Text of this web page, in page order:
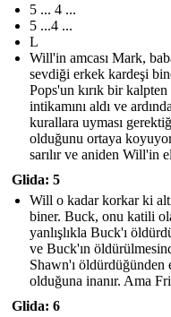
5 ... 4 ...
5 ...4 ...
L
Will'in amcası Mark,
sevdiği erkek kardeşi
Pops'un kırık bir
intikamını aldı ve
kurallara uyması
olduğunu ortaya
sarılır ve aniden Will'in
Glida: 5
Will o kadar korkar ki
biner. Buck, onu katili
yanlışlıkla Buck'ı
ve Buck'ın
Shawn'ı
olduğuna inanır. Ama
Glida: 6